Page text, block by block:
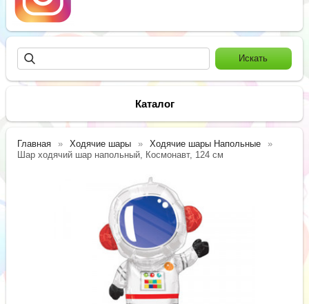
Каталог
Главная Ходячие шары
Ходячие шары Напольные
Шар ходячий шар напольный, Космонавт, 124 см